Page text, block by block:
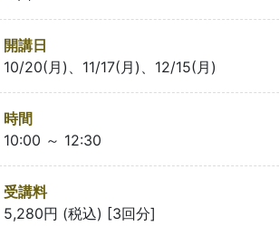
開講日
10/20(月)、11/17(月)、12/15(月)
時間
10:00 ～ 12:30
受講料
5,280円 (税込) [3回分]